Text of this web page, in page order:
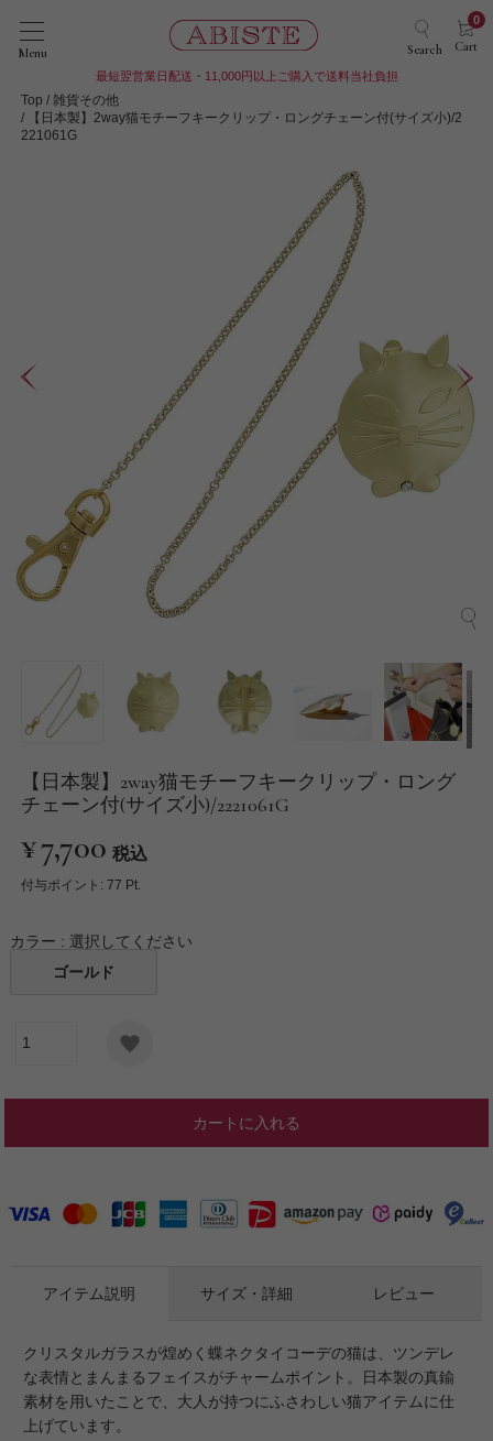
Menu Search Cart
0
最短翌営業日配送・11,000円以上ご購入で送料当社負担
Top
雑貨その他
【日本製】2way猫モチーフキークリップ・ロングチェーン付(サイズ小)/2
221061G
【日本製】2way猫モチーフキークリップ・ロング
チェーン付(サイズ小)/2221061G
¥7,700 税込
付与ポイント: 77 Pt.
カラー
選択してください
ゴールド
カートに入れる
アイテム説明
クリスタルガラスが煌めく蝶ネクタイコーデの猫は、ツンデレ
な表情とまんまるフェイスがチャームポイント。日本製の真鍮
素材を用いたことで、大人が持つにふさわしい猫アイテムに仕
上げています。
サイズ・詳細 レビュー